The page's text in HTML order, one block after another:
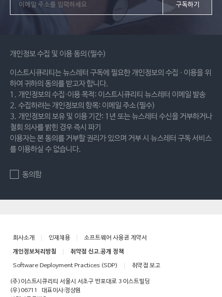
구독하기
개인정보 수집 및 이용 동의(필수)
이스트시큐리티는 뉴스레터 구독에 필요한 개인정보의 수집 · 이용을 위
하여 귀하의 동의를 받고자 합니다.
1. 개인정보의 수집·이용 목적: 이스트시큐리티 뉴스레터 이메일 발송
2. 수집하려는 개인정보의 항목: 이메일 주소(필수)
3. 개인정보의 보유 및 이용 기간: 1년 또는 뉴스레터 수신을 거부하거나
철회 의사를 밝힌 경우 즉시 파기
이용자는 본 동의를 거부할 권리가 있으며 거부 시 뉴스레터 구독 서비스
를 이용하실 수 없습니다.
동의함
회사소개 인재채용
소프트웨어 사용권 계약서
개인정보처리방침
취약점 신고.공개 정책
Software Deployment Practices (SDP)
취약점 보고
(주)이스트시큐리티 서울시 서초구 반포대로 3 이스트빌딩
(우)06711
대표이사:정상원